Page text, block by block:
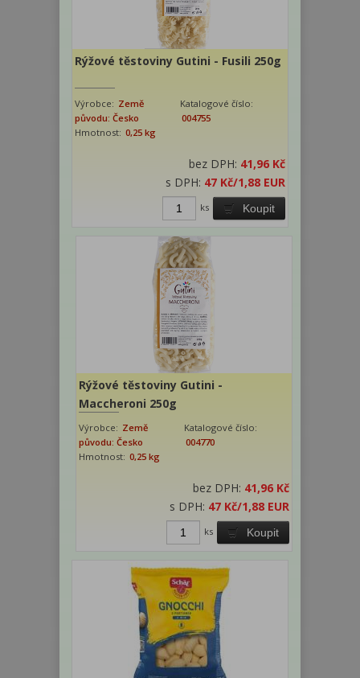
Rýžové těstoviny Gutini - Fusili 250g
Výrobce: Země
původu: Česko
Katalogové číslo:
004755
Hmotnost: 0,25 kg
bez DPH: 41,96 Kč
s DPH: 47 Kč/1,88 EUR
Koupit
ks
Rýžové těstoviny Gutini -
Maccheroni 250g
Výrobce: Země
původu: Česko
Katalogové číslo:
004770
Hmotnost: 0,25 kg
bez DPH: 41,96 Kč
s DPH: 47 Kč/1,88 EUR
Koupit
ks